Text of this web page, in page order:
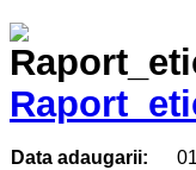
Data adaugarii: